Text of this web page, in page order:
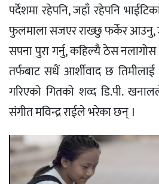
पर्देशमा रहेपनि, जहाँ रहेपनि
फुलमाला सजएर राख्छु फर्केर आउनु,
सपना पुरा गर्नु, कहिल्यै ठेस
तर्फबाट सधैं आर्शीवाद छ
गरिएको गितको शव्द डि.पी.
संगीत मविन्द्र राईले भरेका छन् ।